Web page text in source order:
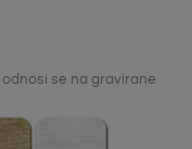
se na gravirane